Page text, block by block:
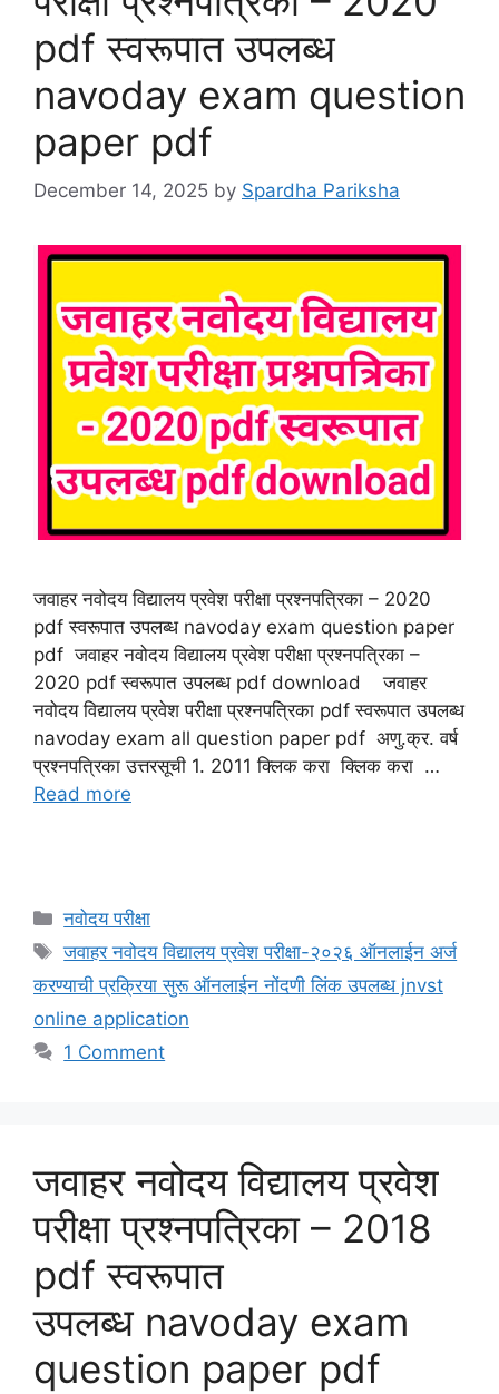
pdf स्वरूपात उपलब्ध
navoday exam question
paper pdf
December 14, 2025 by Spardha Pariksha
जवाहर नवोदय विद्यालय प्रवेश परीक्षा प्रश्नपत्रिका – 2020
pdf स्वरूपात उपलब्ध navoday exam question paper
pdf जवाहर नवोदय विद्यालय प्रवेश परीक्षा प्रश्नपत्रिका –
2020 pdf स्वरूपात उपलब्ध pdf download जवाहर
नवोदय विद्यालय प्रवेश परीक्षा प्रश्नपत्रिका pdf स्वरूपात उपलब्ध
navoday exam all question paper pdf अणु.क्र. वर्ष
प्रश्नपत्रिका उत्तरसूची 1. 2011 क्लिक करा क्लिक करा …
Read more
Categories
नवोदय परीक्षा
Tags
जवाहर नवोदय विद्यालय प्रवेश परीक्षा-२०२६ ऑनलाईन अर्ज
करण्याची प्रक्रिया सुरू ऑनलाईन नोंदणी लिंक उपलब्ध jnvst
online application
1 Comment
जवाहर नवोदय विद्यालय प्रवेश
परीक्षा प्रश्नपत्रिका – 2018
pdf स्वरूपात
उपलब्ध navoday exam
question paper pdf